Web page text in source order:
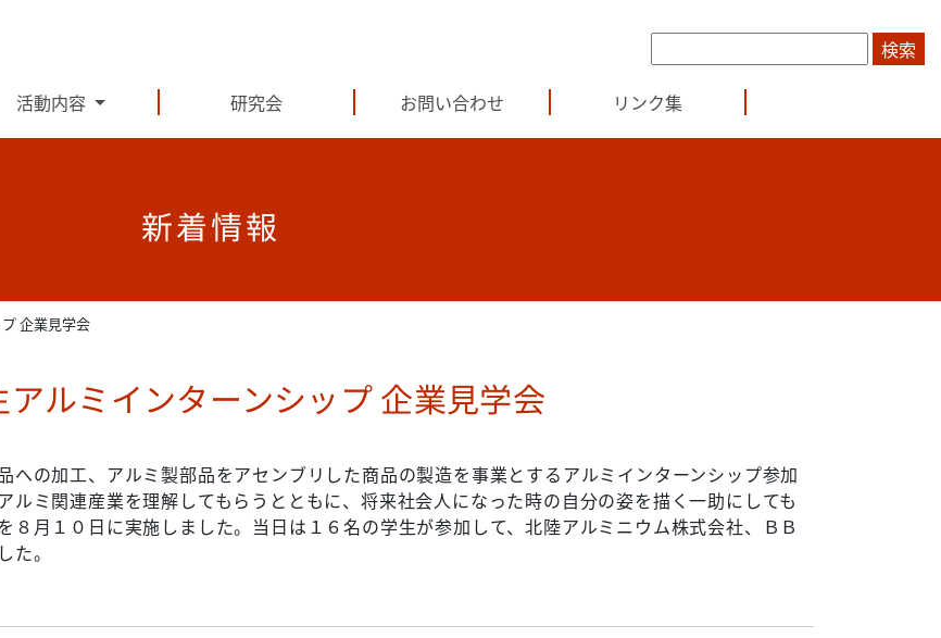
活動内容 研究会 お問い合わせ リンク集
新着情報
企業見学会
ルミインターンシップ 企業見学会
への加工、アルミ製部品をアセンブリした商品の製造を事業とするアルミインターンシップ参加
ルミ関連産業を理解してもらうとともに、将来社会人になった時の自分の姿を描く一助にしても
８月１０日に実施しました。当日は１６名の学生が参加して、北陸アルミニウム株式会社、ＢＢ
た。